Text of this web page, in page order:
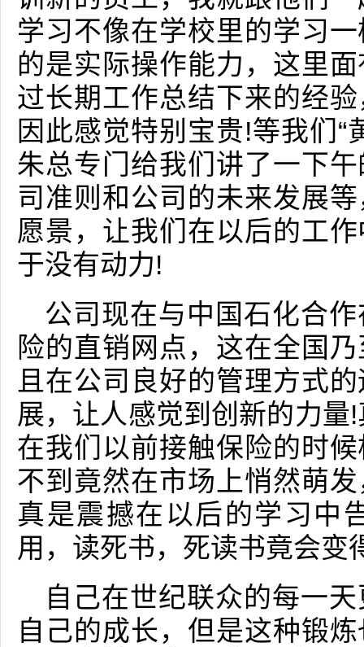
学习不像在学校里的学习
的是实际操作能力，这里
过长期工作总结下来的经
因此感觉特别宝贵!等我们“
朱总专门给我们讲了一下
司准则和公司的未来发展
愿景，让我们在以后的工
于没有动力!
公司现在与中国石化合
险的直销网点，这在全国
且在公司良好的管理方式
展，让人感觉到创新的力
在我们以前接触保险的时
不到竟然在市场上悄然萌
真是震撼在以后的学习中
用，读死书，死读书竟会变
自己在世纪联众的每一
自己的成长，但是这种锻